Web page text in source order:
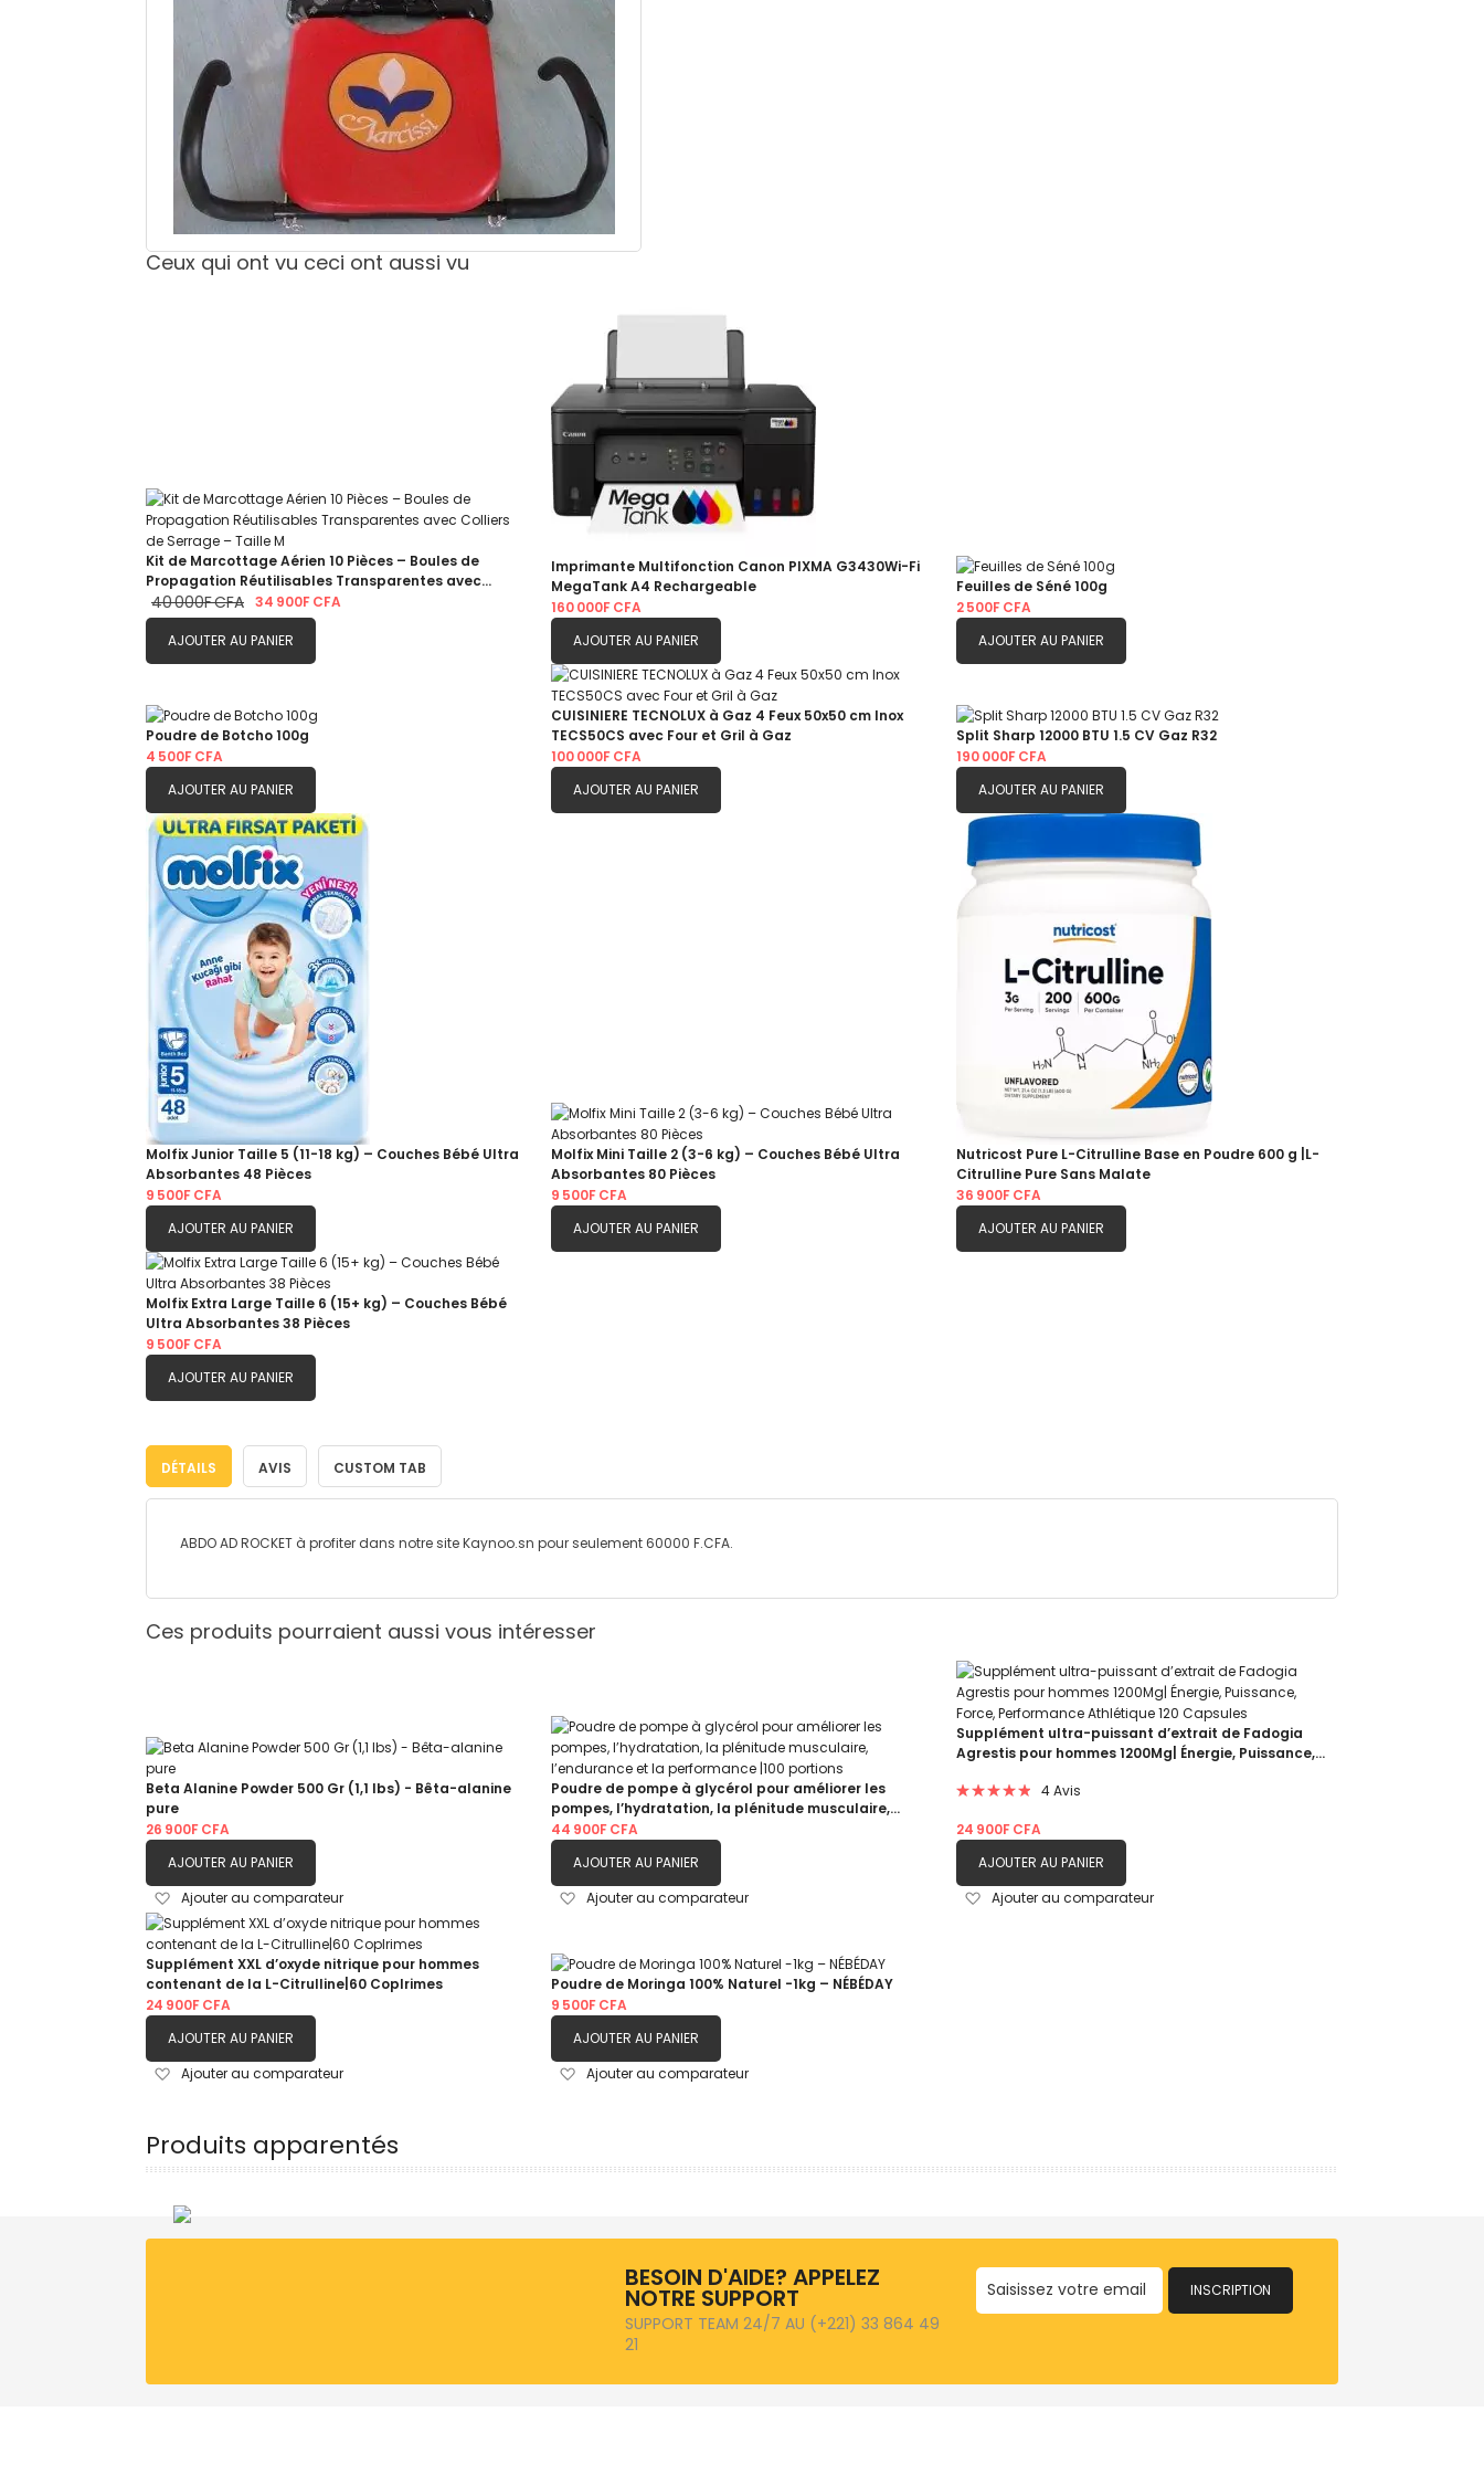
Ceux qui ont vu ceci ont aussi vu
Kit de Marcottage Aérien 10 Pièces – Boules de
Propagation Réutilisables Transparentes avec
Colliers de Serrage – Taille M
34 900F CFA
40 000F CFA
AJOUTER AU PANIER
Imprimante Multifonction Canon PIXMA G3430Wi-Fi
MegaTank A4 Rechargeable
160 000F CFA
AJOUTER AU PANIER
Feuilles de Séné 100g
2 500F CFA
AJOUTER AU PANIER
Poudre de Botcho 100g
4 500F CFA
AJOUTER AU PANIER
CUISINIERE TECNOLUX à Gaz 4 Feux 50x50 cm Inox
TECS50CS avec Four et Gril à Gaz
100 000F CFA
AJOUTER AU PANIER
Split Sharp 12000 BTU 1.5 CV Gaz R32
190 000F CFA
AJOUTER AU PANIER
Molfix Junior Taille 5 (11-18 kg) – Couches Bébé Ultra
Absorbantes 48 Pièces
9 500F CFA
AJOUTER AU PANIER
Molfix Mini Taille 2 (3-6 kg) – Couches Bébé Ultra
Absorbantes 80 Pièces
9 500F CFA
AJOUTER AU PANIER
Nutricost Pure L-Citrulline Base en Poudre 600 g |L-
Citrulline Pure Sans Malate
36 900F CFA
AJOUTER AU PANIER
Molfix Extra Large Taille 6 (15+ kg) – Couches Bébé
Ultra Absorbantes 38 Pièces
9 500F CFA
AJOUTER AU PANIER
DÉTAILS AVIS CUSTOM TAB
ABDO AD ROCKET à profiter dans notre site Kaynoo.sn pour seulement 60000 F.CFA.
Ces produits pourraient aussi vous intéresser
Beta Alanine Powder 500 Gr (1,1 lbs) - Bêta-alanine
pure
26 900F CFA
AJOUTER AU PANIER
Ajouter
à
ma
liste
d’envie
Ajouter au comparateur
Poudre de pompe à glycérol pour améliorer les
pompes, l’hydratation, la plénitude musculaire,
l’endurance et la performance |100 portions
44 900F CFA
AJOUTER AU PANIER
Ajouter
liste
d’envie
Ajouter au comparateur
Supplément ultra-puissant d’extrait de Fadogia
Agrestis pour hommes 1200Mg| Énergie, Puissance,
Évaluation:
4Avis
24 900F CFA
AJOUTER AU PANIER
Ajouter
Ajouter au comparateur
Supplément XXL d’oxyde nitrique pour hommes
contenant de la L-Citrulline|60 Coplrimes
24 900F CFA
AJOUTER AU PANIER
Ajouter
liste
d’envie
Ajouter au comparateur
Poudre de Moringa 100% Naturel -1kg – NÉBÉDAY
9 500F CFA
AJOUTER AU PANIER
Ajouter
Ajouter au comparateur
Produits apparentés
BESOIN D'AIDE? APPELEZ
NOTRE SUPPORT
SUPPORT TEAM 24/7 AU (+221) 33 864 49
21
INSCRIPTION